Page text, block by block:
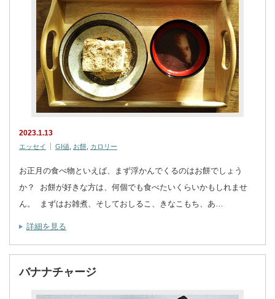
2023.1.13
エッセイ GI値 お餅 カロリー
お正月の食べ物といえば、まず浮かんでくるのはお餅でしょう
か？ お餅が好きな方は、何個でも食べたいくらいかもしれませ
ん。 まずはお雑煮、そしておしるこ、きなこもち、あ…
詳細を見る
バナナチャージ